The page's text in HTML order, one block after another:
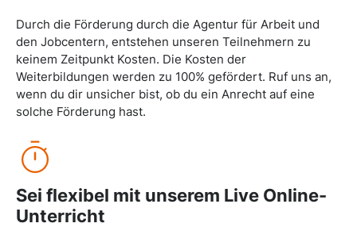
Durch die Förderung durch die Agentur für Arbeit und
den Jobcentern, entstehen unseren Teilnehmern zu
keinem Zeitpunkt Kosten. Die Kosten der
Weiterbildungen werden zu 100% gefördert. Ruf uns an,
wenn du dir unsicher bist, ob du ein Anrecht auf eine
solche Förderung hast.
Sei flexibel mit unserem Live Online-
Unterricht